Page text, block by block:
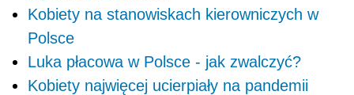
Kobiety na stanowiskach kierowniczych w
Polsce
Luka płacowa w Polsce - jak zwalczyć?
Kobiety najwięcej ucierpiały na pandemii